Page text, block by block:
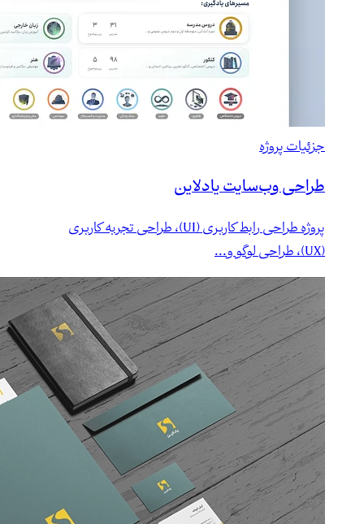
جزئیات پروژه
طراحی وب‌سایت یادلاین
پروژه طراحی رابط کاربری (UI)، طراحی تجربه کاربری
(UX)، طراحی لوگو و...